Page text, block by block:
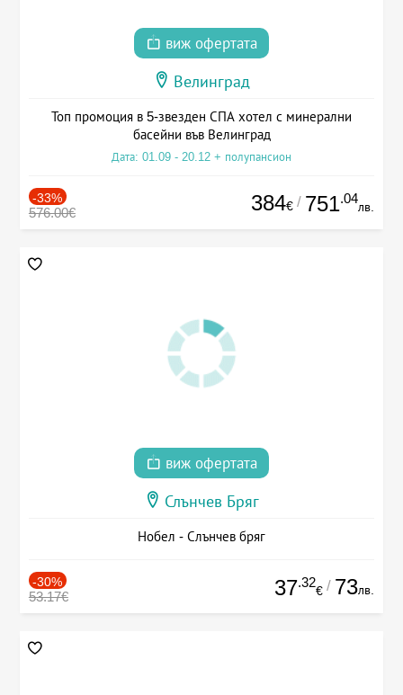
виж офертата
Велинград
Топ промоция в 5-звезден СПА хотел с минерални
басейни във Велинград
Дата: 01.09 - 20.12 + полупансион
-33%
576.00€ 384€ / 751.04
лв.
виж офертата
Слънчев Бряг
Нобел - Слънчев бряг
-30%
53.17€ 37.32
€ / 73лв.